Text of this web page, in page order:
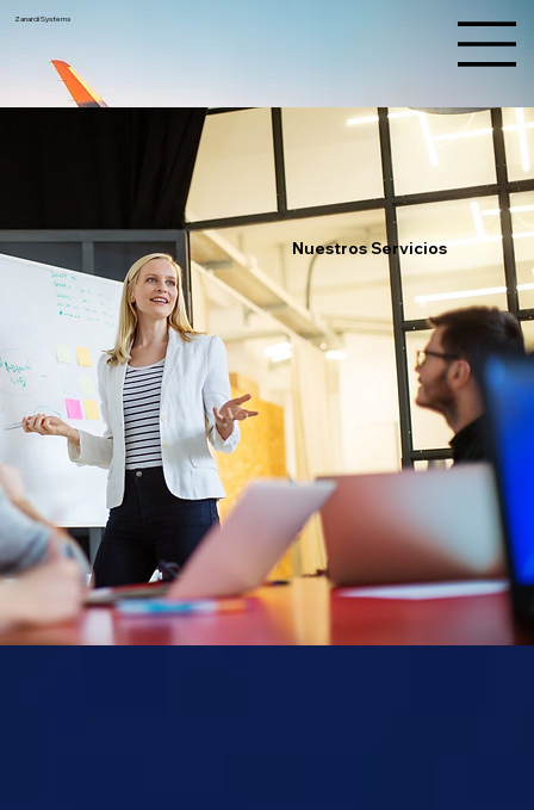
Zanardi Systems
Nuestros Servicios